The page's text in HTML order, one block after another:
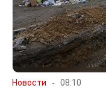
Новости 08:10